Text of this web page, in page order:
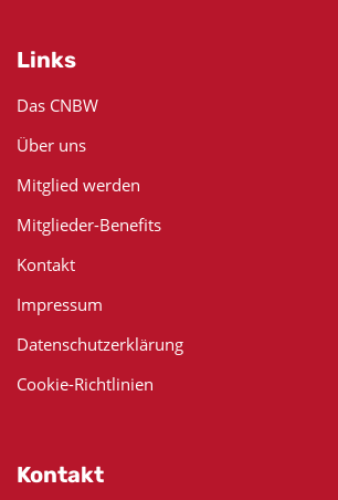
Links
Das CNBW
Über uns
Mitglied werden
Mitglieder-Benefits
Kontakt
Impressum
Datenschutzerklärung
Cookie-Richtlinien
Kontakt